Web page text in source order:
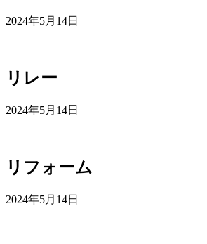
2024年5月14日
リレー
2024年5月14日
リフォーム
2024年5月14日